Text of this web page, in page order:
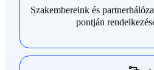
Szakembereink és
pontján